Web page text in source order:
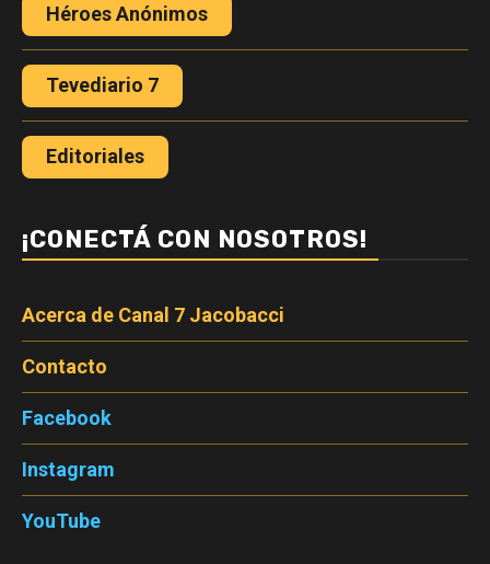
Héroes Anónimos
Tevediario 7
Editoriales
¡CONECTÁ CON NOSOTROS!
Acerca de Canal 7 Jacobacci
Contacto
Facebook
Instagram
YouTube